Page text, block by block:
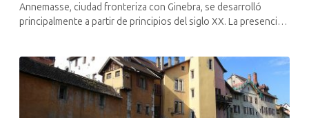
Annemasse, ciudad fronteriza con Ginebra, se desarrolló
principalmente a partir de principios del siglo XX. La presencia